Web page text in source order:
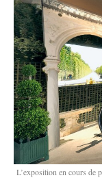
L’exposition en cours de